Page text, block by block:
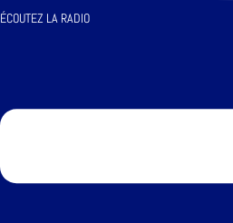
ÉCOUTEZ LA RADIO